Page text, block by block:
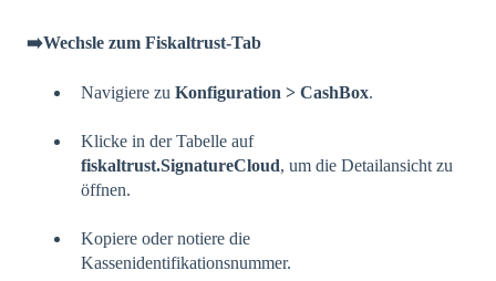
➡️Wechsle zum Fiskaltrust-Tab
Navigiere zu Konfiguration > CashBox.
Klicke in der Tabelle auf
fiskaltrust.SignatureCloud, um die Detailansicht zu
öffnen.
Kopiere oder notiere die
Kassenidentifikationsnummer.